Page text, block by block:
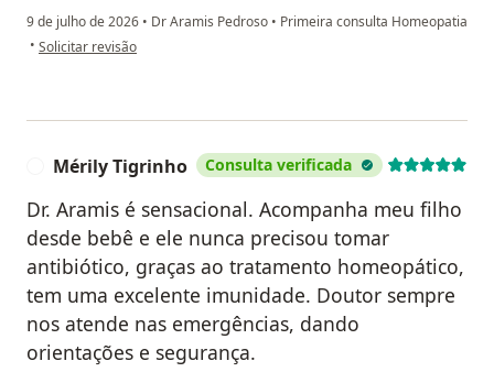
9 de julho de 2026 • Dr Aramis Pedroso • Primeira consulta Homeopatia
• na opinião do utilizador Neila Padilha
Solicitar revisão
Mérily Tigrinho Consulta verificada
Dr. Aramis é sensacional. Acompanha meu filho
desde bebê e ele nunca precisou tomar
antibiótico, graças ao tratamento homeopático,
tem uma excelente imunidade. Doutor sempre
nos atende nas emergências, dando
orientações e segurança.